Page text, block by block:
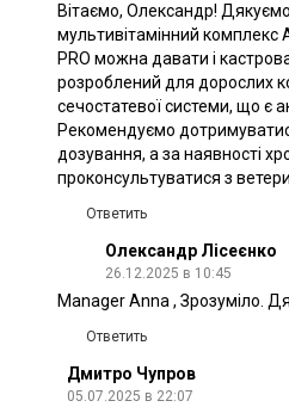
Вітаємо, Олександр!
мультивітамінний комплекс
PRO можна давати і
розроблений для дорослих
сечостатевої системи, що є
Рекомендуємо
дозування, а за наявності
проконсультуватися з
Ответить
Олександр Лісеєнко
26.12.2025 в 10:45
Manager Anna , Зрозуміло.
Ответить
Дмитро Чупров
05.07.2025 в 22:07